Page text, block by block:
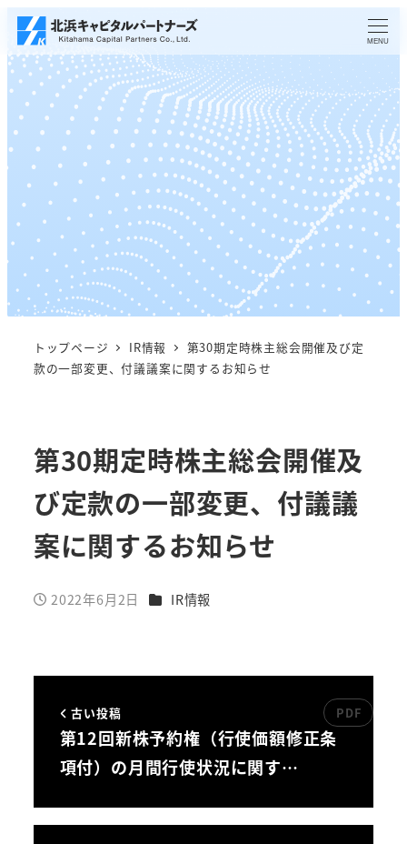
メ
イ
ン
コ
ン
テ
ン
へ
移
MENU
トップページ IR情報
第30期定時株主総会開催及び定
款の一部変更、付議議案に関するお知らせ
第30期定時株主総会開催及
び定款の一部変更、付議議
案に関するお知らせ
投稿日
2022年6月2日 カテゴリー
IR情報
古い投稿
第12回新株予約権（行使価額修正条
項付）の月間行使状況に関す…